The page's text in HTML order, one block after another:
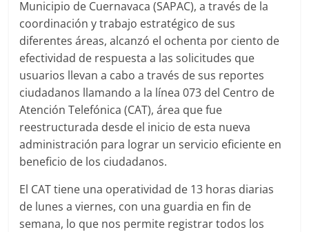
Cuernavaca
Municipio de Cuernavaca (SAPAC), a través de la
coordinación y trabajo estratégico de sus
diferentes áreas, alcanzó el ochenta por ciento de
efectividad de respuesta a las solicitudes que
usuarios llevan a cabo a través de sus reportes
ciudadanos llamando a la línea 073 del Centro de
Atención Telefónica (CAT), área que fue
reestructurada desde el inicio de esta nueva
administración para lograr un servicio eficiente en
beneficio de los ciudadanos.
El CAT tiene una operatividad de 13 horas diarias
de lunes a viernes, con una guardia en fin de
semana, lo que nos permite registrar todos los